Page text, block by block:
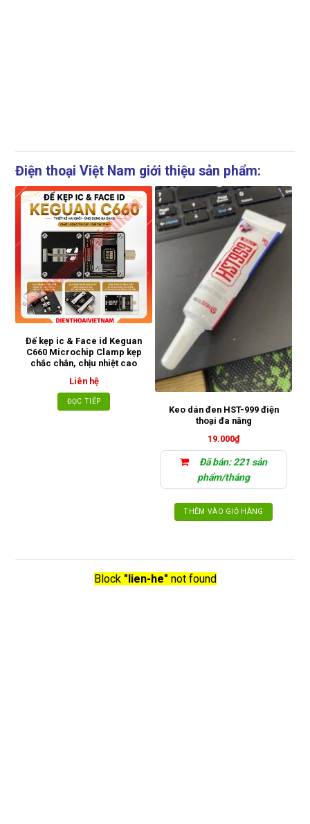
Điện thoại Việt Nam giới thiệu sản phẩm:
Đế kẹp ic & Face id Keguan
C660 Microchip Clamp kẹp
chắc chắn, chịu nhiệt cao
Liên hệ
ĐỌC TIẾP
Keo dán đen HST-999 điện
thoại đa năng
19.000₫
Đã bán: 221 sản
phẩm/tháng
THÊM VÀO GIỎ HÀNG
Block "lien-he" not found